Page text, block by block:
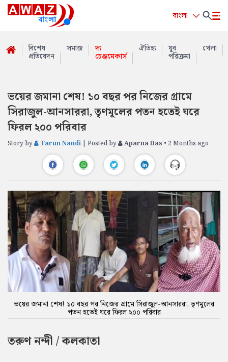
বাংলা
বিশেষ
প্রতিবেদন
সমাজ দ্য
চেঞ্জমেকার্স
ঐতিহ্য যুব
পরিক্রমা
খেলা
ভয়ের জমানা শেষ! ১০ বছর পর নিজের গ্রামে
সিরাজুল-আনসাররা, তৃণমূলের পতন হতেই ঘরে
ফিরল ২০০ পরিবার
Story by Tarun Nandi | Posted by Aparna Das • 2 Months ago
ভয়ের জমানা শেষ! ১০ বছর পর নিজের গ্রামে সিরাজুল-আনসাররা, তৃণমূলের
পতন হতেই ঘরে ফিরল ২০০ পরিবার
তরুণ নন্দী / কলকাতা